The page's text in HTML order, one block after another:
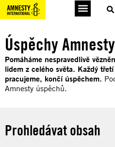
Úspěchy Amnesty
Pomáháme nespravedlivě
lidem z celého světa. Každý
pracujeme, končí úspěchem.
Amnesty úspěchů.
Prohledávat obsah